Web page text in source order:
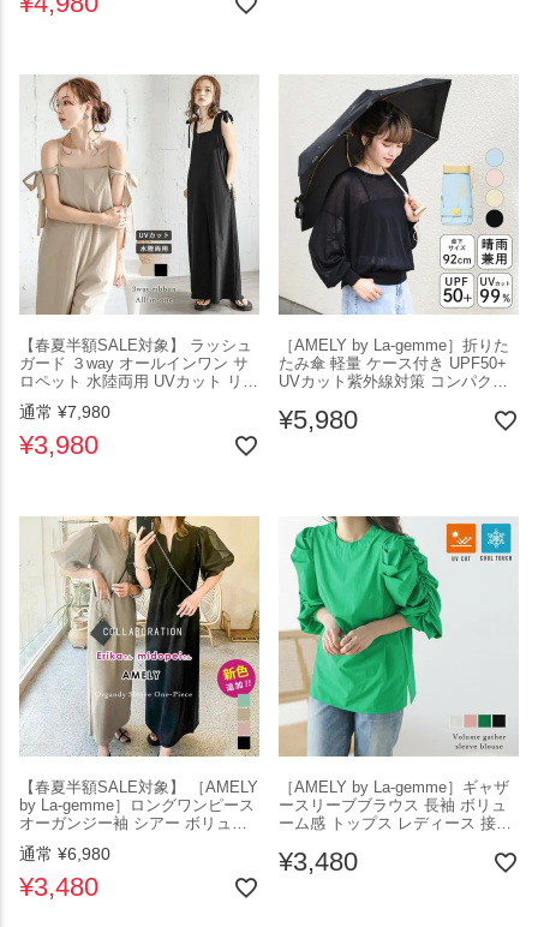
れ 2025春夏新作 【aotss25-
【春夏半額SALE対象】 ラッシュ
ガード ３way オールインワン サ
ロペット 水陸両用 UVカット リボ
ン 海 プール レジャー 旅行 トレ
ンド レディース おすすめ おしゃ
れ メール便 2025春夏新作
【lswpss24-542】【即納：1-5営
通常 ¥7,980
¥3,980
［AMELY by La-gemme］折りた
たみ傘 軽量 ケース付き UPF50+
UVカット紫外線対策 コンパクト
レジャー 可愛い レディース おす
すめ おしゃれ 2025春夏新作
¥5,980
【春夏半額SALE対象】 ［AMELY
by La-gemme］ロングワンピース
オーガンジー袖 シアー ボリュー
ム キーネック 高見え 5分袖 レデ
ィース 女子会 食事会 UVカット
メール便 2025春夏新作
【awp303-386】【即納：1-5営業
通常 ¥6,980
¥3,480
［AMELY by La-gemme］ギャザ
ースリーブブラウス 長袖 ボリュ
ーム感 トップス レディース 接触
ョン 通勤 フリーサイズ メール便
2025秋新作 【atp302-305】【即
¥3,480